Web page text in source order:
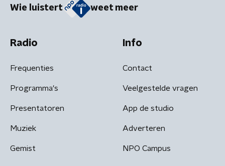
Wie luistert weet meer
Radio
Frequenties
Programma's
Presentatoren
Muziek
Gemist
Info
Contact
Veelgestelde vragen
App de studio
Adverteren
NPO Campus